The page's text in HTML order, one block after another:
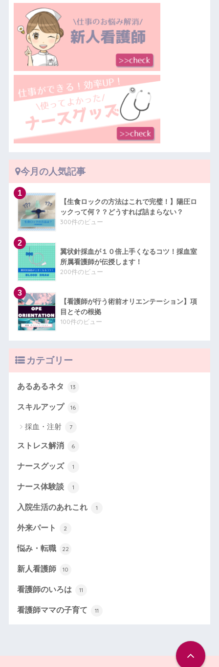
今月の人気記事
【生食ロックの方法はこれで完璧！】陽圧ロ
ックって何？？どうすれば詰まらない？
300件のビュー
翼状針採血が１０倍上手くなるコツ！採血室
所属看護師が伝授します！
200件のビュー
【看護師が行う術前オリエンテーション】項
目とその根拠
100件のビュー
カテゴリー
あるあるネタ 13
スキルアップ 16
採血・注射 7
ストレス解消 6
ナースグッズ 1
ナース体験談 1
入院生活のあれこれ 1
外来パート 2
悩み・転職 22
新人看護師 10
看護師のいろは 11
看護師ママの子育て 11